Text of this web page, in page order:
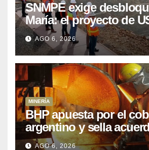
SNMPE exige
María: el proyecto de
que Perú lleva 15 años
posponiendo
AGO 6, 2026
MINERÍA
BHP apuesta por el
argentino y sella
Kobrea para siete
AGO 6, 2026